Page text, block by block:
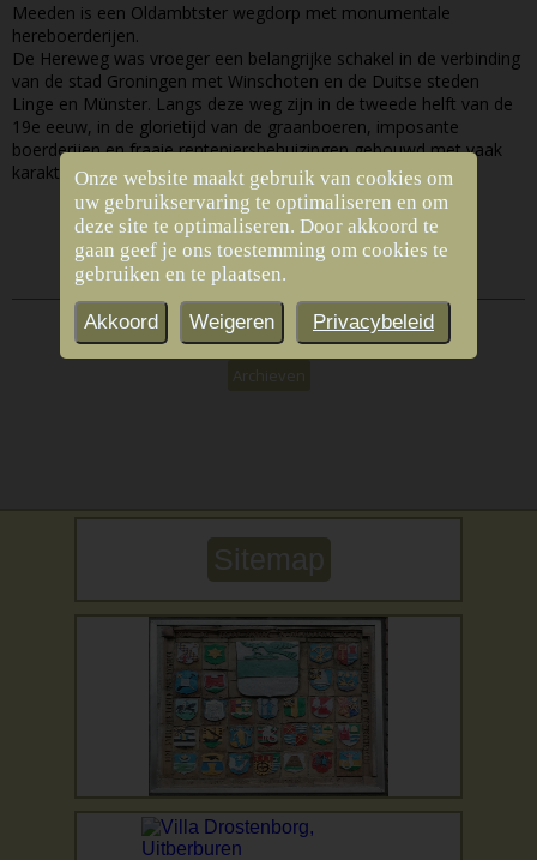
Meeden is een Oldambtster wegdorp met monumentale
hereboerderijen.
De Hereweg was vroeger een belangrijke schakel in de verbinding
van de stad Groningen met Winschoten en de Duitse steden
Linge en Münster. Langs deze weg zijn in de tweede helft van de
19e eeuw, in de glorietijd van de graanboeren, imposante
boerderijen en fraaie renteniersbehuizingen gebouwd met vaak
karakteristieke slingertuinen.
Lees meer » »
Archieven
Sitemap
Onze website maakt gebruik van cookies om
uw gebruikservaring te optimaliseren en om
deze site te optimaliseren. Door akkoord te
gaan geef je ons toestemming om cookies te
gebruiken en te plaatsen.
Akkoord Weigeren Privacybeleid